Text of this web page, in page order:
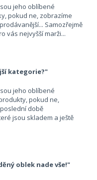
jeho oblíbené
pokud ne, zobrazíme
Samozřejmě
vás nejvyšší marži...
kategorie?"
jeho oblíbené
pokud ne,
době
jsou skladem a ještě
oblek nade vše!"